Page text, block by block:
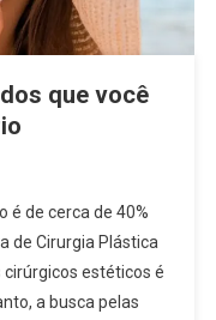
que você
é de cerca de 40%
de Cirurgia Plástica
estéticos é
a busca pelas